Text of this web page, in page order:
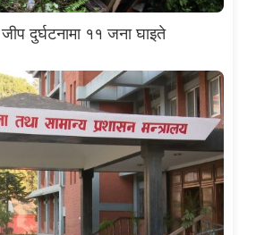
दुर्घटनामा ११ जना घाइते